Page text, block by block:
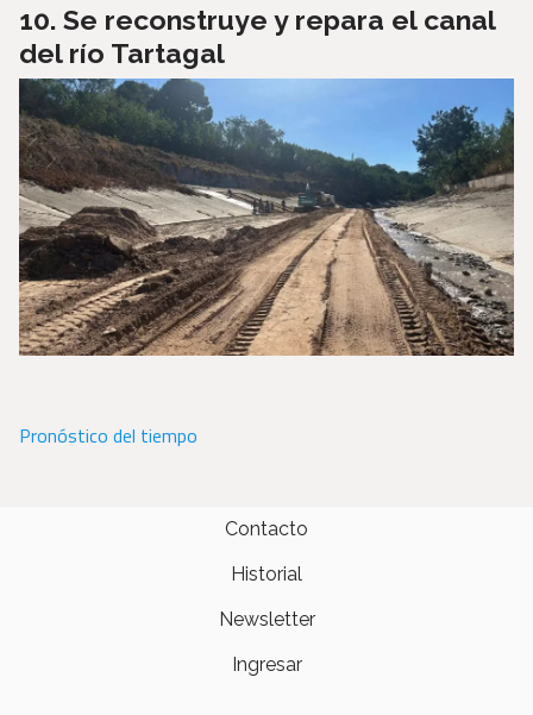
Se reconstruye y repara el canal
del río Tartagal
Pronóstico del tiempo
Contacto
Historial
Newsletter
Ingresar